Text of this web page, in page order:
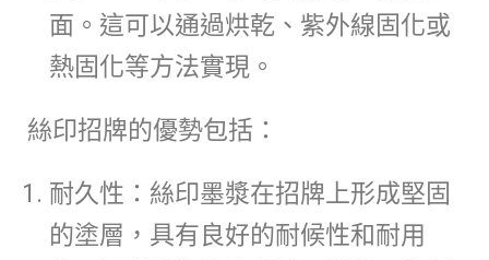
面。這可以通過烘乾、紫外線固化或
熱固化等方法實現。
絲印招牌的優勢包括：
耐久性：絲印墨漿在招牌上形成堅固
的塗層，具有良好的耐候性和耐用